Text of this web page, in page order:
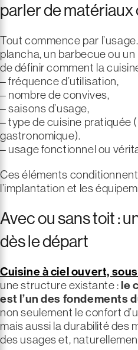
parler de matériaux
Tout commence par
plancha, un barbecue ou
de définir comment la
– fréquence d’utilisation,
– nombre de convives,
– saisons d’usage,
– type de cuisine pratiquée
gastronomique).
– usage fonctionnel ou
Ces éléments conditionnent
l’implantation et les
Avec ou sans toit :
dès le départ
Cuisine à ciel ouvert,
une structure existante : le
est l’un des fondements
non seulement le confort
mais aussi la durabilité des
des usages et,